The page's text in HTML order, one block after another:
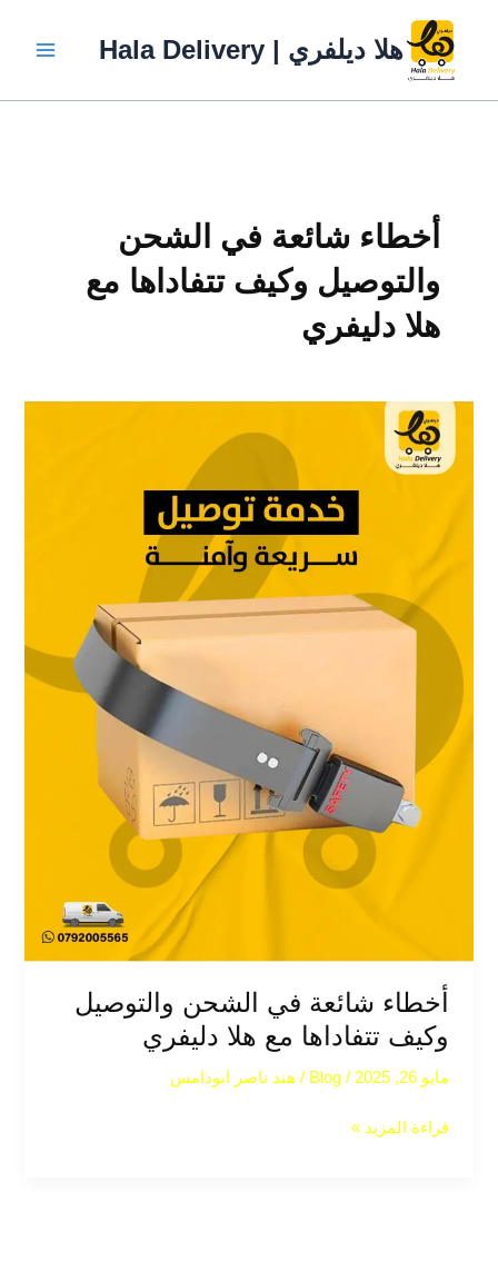
المحتوى
هلا ديلفري | Hala Delivery
أخطاء شائعة في الشحن
والتوصيل وكيف تتفاداها مع
هلا دليفري
أخطاء شائعة في الشحن والتوصيل
وكيف تتفاداها مع هلا دليفري
مايو 26, 2025 /
Blog
/ هند ناصر ابودامس
أخطاء
شائعة
في
وكيف
هلا
قراءة المزيد »